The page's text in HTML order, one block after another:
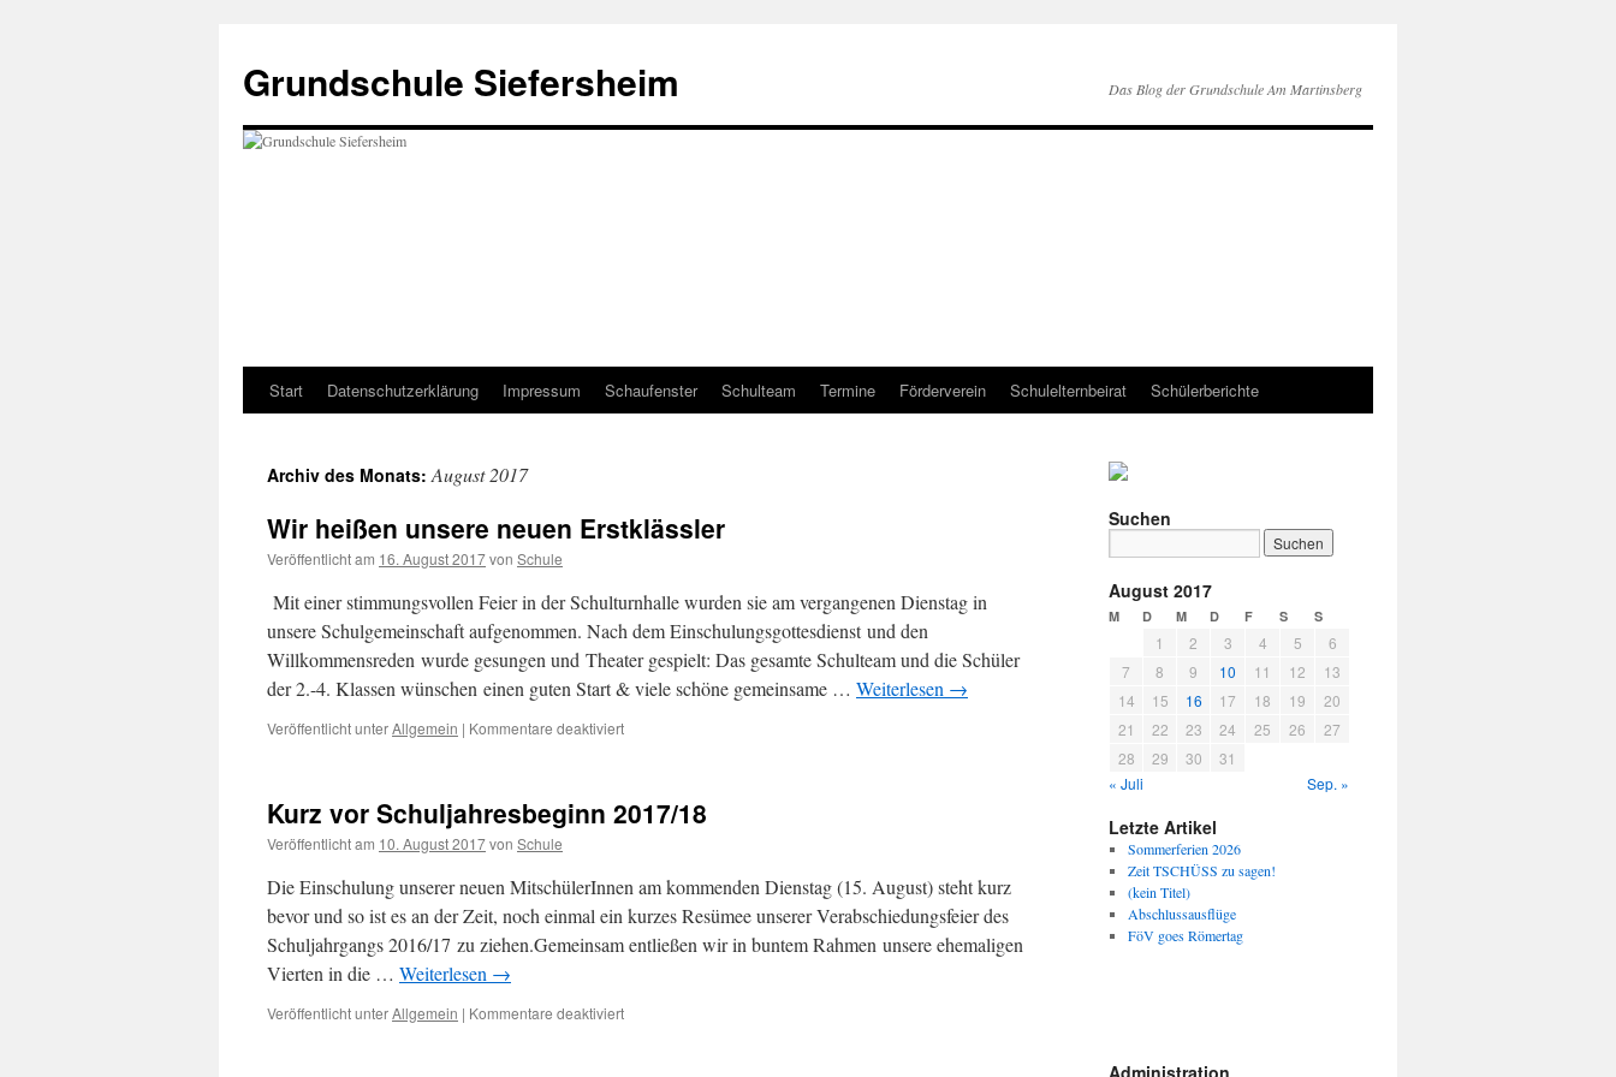
springen
Grundschule Siefersheim Das Blog der Grundschule Am Martinsberg
Start Datenschutzerklärung Impressum Schaufenster Schulteam Termine Förderverein Schulelternbeirat Schülerberichte
Archiv des Monats:August 2017
Wir heißen unsere neuen Erstklässler
Veröffentlicht am 16. August 2017von Schule
Mit einer stimmungsvollen Feier in der Schulturnhalle wurden sie am vergangenen Dienstag in
unsere Schulgemeinschaft aufgenommen. Nach dem Einschulungsgottesdienst und den
Willkommensreden wurde gesungen und Theater gespielt: Das gesamte Schulteam und die Schüler
der 2.-4. Klassen wünschen einen guten Start & viele schöne gemeinsame … Weiterlesen →
Veröffentlicht unterAllgemein | Kommentare deaktiviertfür
neuen
Kurz vor Schuljahresbeginn 2017/18
Veröffentlicht am 10. August 2017von Schule
Die Einschulung unserer neuen MitschülerInnen am kommenden Dienstag (15. August) steht kurz
bevor und so ist es an der Zeit, noch einmal ein kurzes Resümee unserer Verabschiedungsfeier des
Schuljahrgangs 2016/17 zu ziehen.Gemeinsam entließen wir in buntem Rahmen unsere ehemaligen
Vierten in die … Weiterlesen →
Veröffentlicht unterAllgemein | Kommentare deaktiviertfür
Suchen
August 2017
M D M D F S S
1 2 3 4 5
6
7
8 9 10 11 12
13
14
15 16 17 18 19
20
21
22 23 24 25 26
27
28
29 30
31
« Juli
Sep. »
Letzte Artikel
Sommerferien 2026
Zeit TSCHÜSS zu sagen!
(kein Titel)
Abschlussausflüge
FöV goes Römertag
Administration